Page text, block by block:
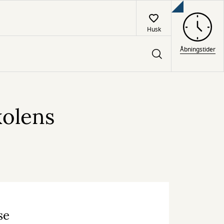
Husk
Åbningstider